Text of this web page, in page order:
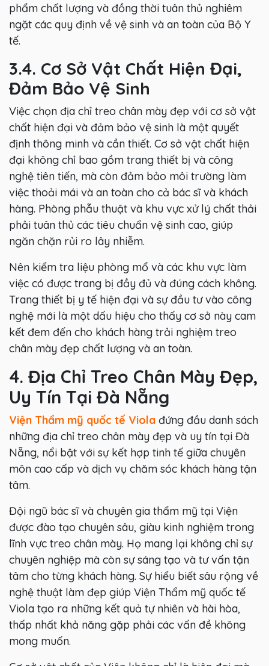
phẩm chất lượng và đồng thời tuân thủ nghiêm
ngặt các quy định về vệ sinh và an toàn của Bộ Y
tế.
3.4. Cơ Sở Vật Chất Hiện Đại,
Đảm Bảo Vệ Sinh
Việc chọn địa chỉ treo chân mày đẹp với cơ sở vật
chất hiện đại và đảm bảo vệ sinh là một quyết
định thông minh và cần thiết. Cơ sở vật chất hiện
đại không chỉ bao gồm trang thiết bị và công
nghệ tiên tiến, mà còn đảm bảo môi trường làm
việc thoải mái và an toàn cho cả bác sĩ và khách
hàng. Phòng phẫu thuật và khu vực xử lý chất thải
phải tuân thủ các tiêu chuẩn vệ sinh cao, giúp
ngăn chặn rủi ro lây nhiễm.
Nên kiểm tra liệu phòng mổ và các khu vực làm
việc có được trang bị đầy đủ và đúng cách không.
Trang thiết bị y tế hiện đại và sự đầu tư vào công
nghệ mới là một dấu hiệu cho thấy cơ sở này cam
kết đem đến cho khách hàng trải nghiệm treo
chân mày đẹp chất lượng và an toàn.
4. Địa Chỉ Treo Chân Mày Đẹp,
Uy Tín Tại Đà Nẵng
Viện Thẩm mỹ quốc tế Viola đứng đầu danh sách
những địa chỉ treo chân mày đẹp và uy tín tại Đà
Nẵng, nổi bật với sự kết hợp tinh tế giữa chuyên
môn cao cấp và dịch vụ chăm sóc khách hàng tận
tâm.
Đội ngũ bác sĩ và chuyên gia thẩm mỹ tại Viện
được đào tạo chuyên sâu, giàu kinh nghiệm trong
lĩnh vực treo chân mày. Họ mang lại không chỉ sự
chuyên nghiệp mà còn sự sáng tạo và tư vấn tận
tâm cho từng khách hàng. Sự hiểu biết sâu rộng về
nghệ thuật làm đẹp giúp Viện Thẩm mỹ quốc tế
Viola tạo ra những kết quả tự nhiên và hài hòa,
thấp nhất khả năng gặp phải các vấn đề không
mong muốn.